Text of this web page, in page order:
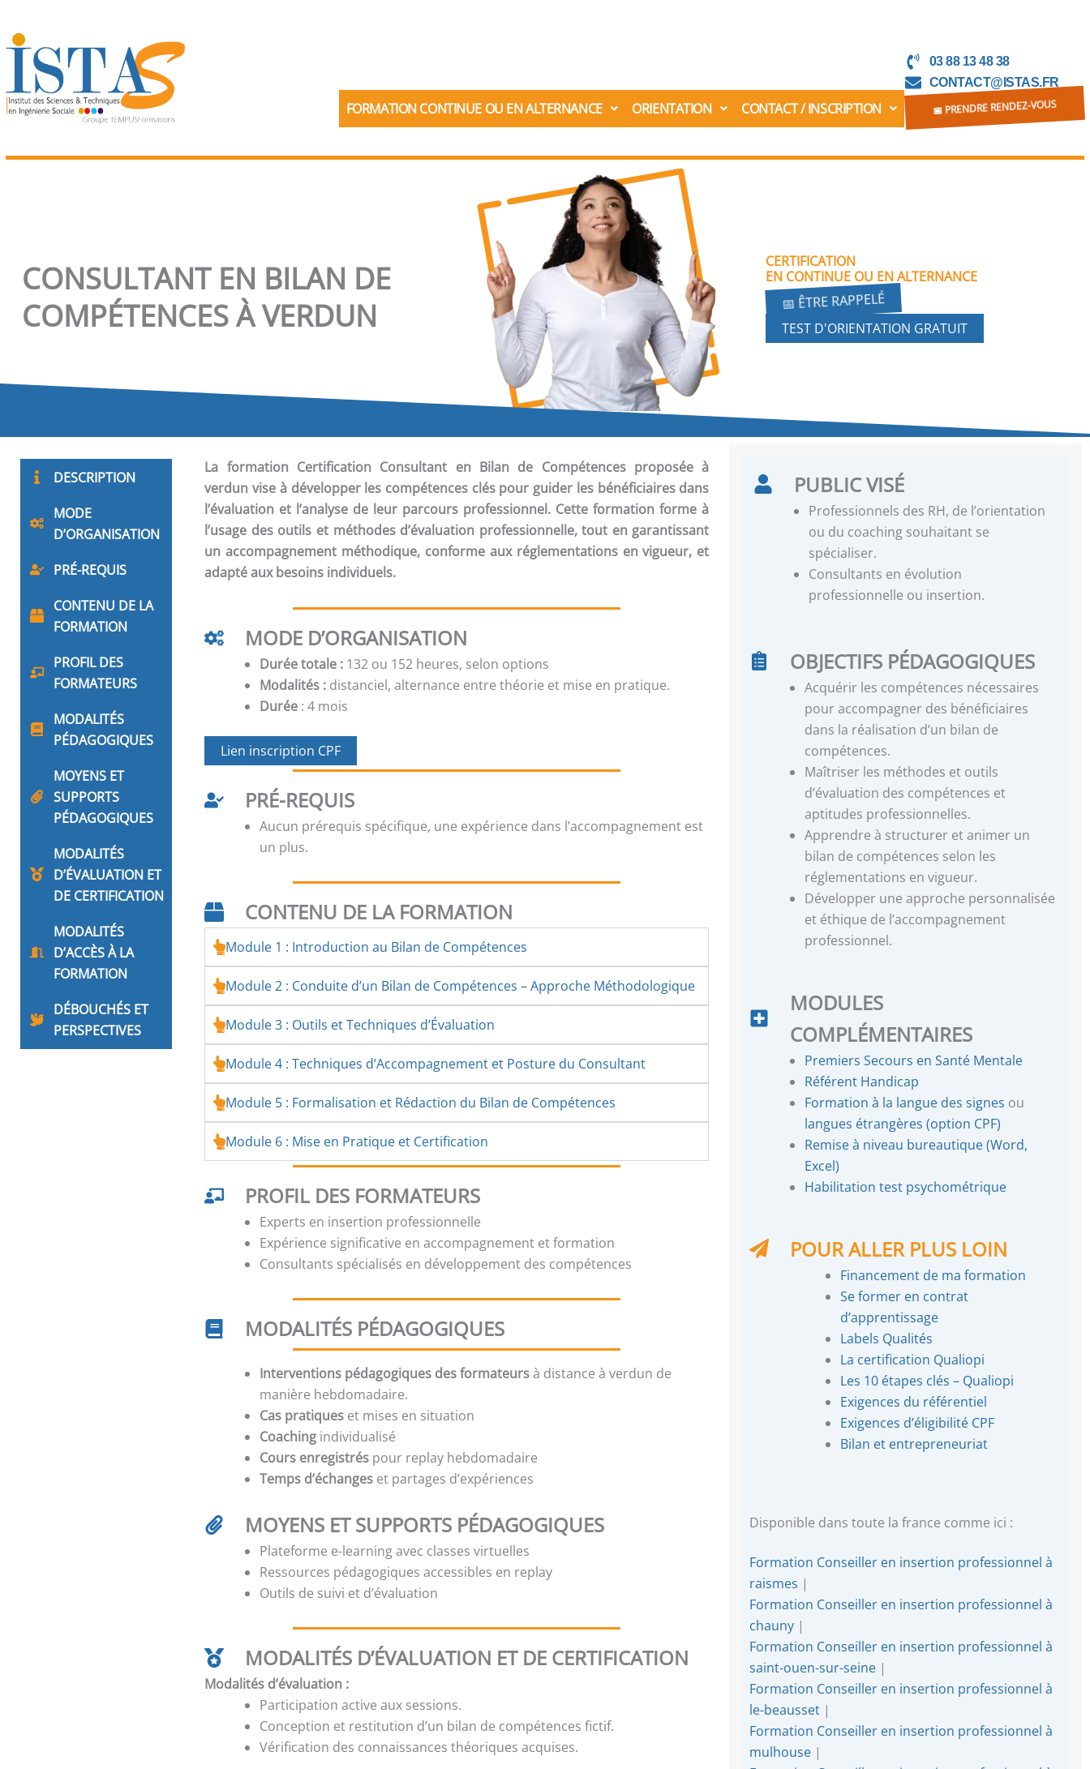
au
contenu
FORMATION CONTINUE OU EN ALTERNANCE ORIENTATION CONTACT / INSCRIPTION
03 88 13 48 38
CONTACT@ISTAS.FR
📅 PRENDRE RENDEZ-VOUS
CONSULTANT EN BILAN DE
COMPÉTENCES À VERDUN
CERTIFICATION
EN CONTINUE OU EN ALTERNANCE
📅 ÊTRE RAPPELÉ
TEST D'ORIENTATION GRATUIT
DESCRIPTION
MODE
D’ORGANISATION
PRÉ-REQUIS
CONTENU DE LA
FORMATION
PROFIL DES
FORMATEURS
MODALITÉS
PÉDAGOGIQUES
MOYENS ET
SUPPORTS
PÉDAGOGIQUES
MODALITÉS
D’ÉVALUATION ET
DE CERTIFICATION
MODALITÉS
D’ACCÈS À LA
FORMATION
DÉBOUCHÉS ET
PERSPECTIVES
La formation Certification Consultant en Bilan de Compétencesproposée à
verdun vise à développer les compétences clés pour guider les bénéficiaires dans
l’évaluation et l’analyse de leur parcours professionnel. Cette formation forme à
l’usage des outils et méthodes d’évaluation professionnelle, tout en garantissant
un accompagnement méthodique, conforme aux réglementations en vigueur, et
adapté aux besoins individuels.
MODE D’ORGANISATION
Durée totale : 132 ou 152 heures, selon options
Modalités : distanciel, alternance entre théorie et mise en pratique.
Durée : 4 mois
Lien inscription CPF
PRÉ-REQUIS
Aucun prérequis spécifique, une expérience dans l’accompagnement est
un plus.
CONTENU DE LA FORMATION
Module 1 : Introduction au Bilan de Compétences
Module 2 : Conduite d’un Bilan de Compétences – Approche Méthodologique
Module 3 : Outils et Techniques d’Évaluation
Module 4 : Techniques d’Accompagnement et Posture du Consultant
Module 5 : Formalisation et Rédaction du Bilan de Compétences
Module 6 : Mise en Pratique et Certification
PROFIL DES FORMATEURS
Experts en insertion professionnelle
Expérience significative en accompagnement et formation
Consultants spécialisés en développement des compétences
MODALITÉS PÉDAGOGIQUES
Interventions pédagogiques des formateursà distance à verdun de
manière hebdomadaire.
Cas pratiques et mises en situation
Coaching individualisé
Cours enregistrés pour replay hebdomadaire
Temps d’échanges et partages d’expériences
MOYENS ET SUPPORTS PÉDAGOGIQUES
Plateforme e-learning avec classes virtuelles
Ressources pédagogiques accessibles en replay
Outils de suivi et d’évaluation
MODALITÉS D’ÉVALUATION ET DE CERTIFICATION
Modalités d’évaluation :
Participation active aux sessions.
Conception et restitution d’un bilan de compétences fictif.
Vérification des connaissances théoriques acquises.
PUBLIC VISÉ
Professionnels des RH, de l’orientation
ou du coaching souhaitant se
spécialiser.
Consultants en évolution
professionnelle ou insertion.
OBJECTIFS PÉDAGOGIQUES
Acquérir les compétences nécessaires
pour accompagner des bénéficiaires
dans la réalisation d’un bilan de
compétences.
Maîtriser les méthodes et outils
d’évaluation des compétences et
aptitudes professionnelles.
Apprendre à structurer et animer un
bilan de compétences selon les
réglementations en vigueur.
Développer une approche personnalisée
et éthique de l’accompagnement
professionnel.
MODULES
COMPLÉMENTAIRES
Premiers Secours en Santé Mentale
Référent Handicap
Formation à la langue des signes ou
langues étrangères (option CPF)
Remise à niveau bureautique (Word,
Excel)
Habilitation test psychométrique
POUR ALLER PLUS LOIN
Financement de ma formation
Se former en contrat
d’apprentissage
Labels Qualités
La certification Qualiopi
Les 10 étapes clés – Qualiopi
Exigences du référentiel
Exigences d’éligibilité CPF
Bilan et entrepreneuriat
Disponible dans toute la france comme ici :
Formation Conseiller en insertion professionnel à
raismes |
Formation Conseiller en insertion professionnel à
chauny |
Formation Conseiller en insertion professionnel à
saint-ouen-sur-seine |
Formation Conseiller en insertion professionnel à
le-beausset |
Formation Conseiller en insertion professionnel à
mulhouse |